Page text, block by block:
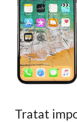
Tratat